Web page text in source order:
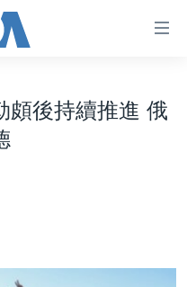
頗後持續推進 俄